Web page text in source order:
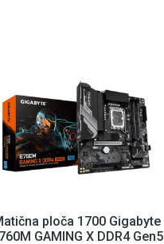
ploča 1700 Gigabyte
GAMING X DDR4 Gen5